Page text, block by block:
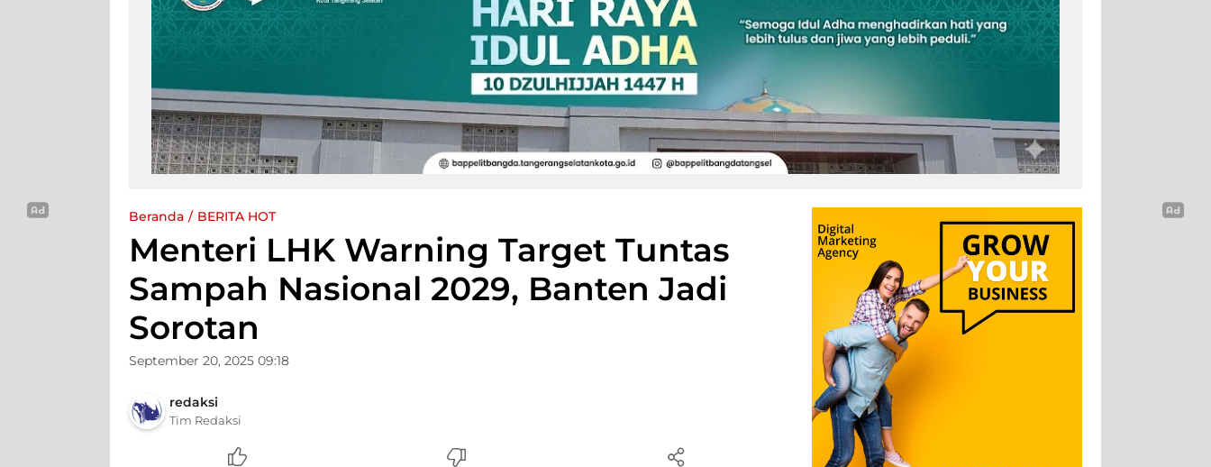
Beranda BERITA HOT
Menteri LHK Warning Target Tuntas
Sampah Nasional 2029, Banten Jadi
Sorotan
September 20, 2025 09:18
redaksi
Tim Redaksi